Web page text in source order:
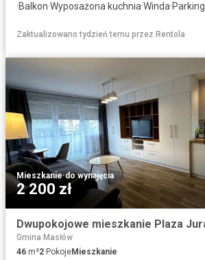
·Balkon·Wyposażona kuchnia·Winda·Parking
Zaktualizowano tydzień temu przez Rentola
Mieszkanie·do wynajęcia
2 200 zł
Gmina Masłów
46 m²2 PokojeMieszkanie